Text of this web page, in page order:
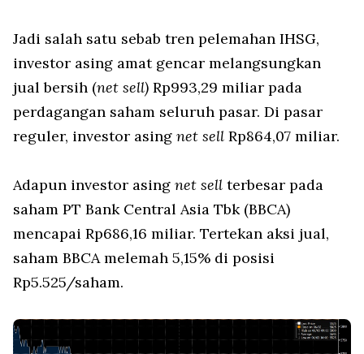
Jadi salah satu sebab tren pelemahan IHSG,
investor asing amat gencar melangsungkan
jual bersih (net sell) Rp993,29 miliar pada
perdagangan saham seluruh pasar. Di pasar
reguler, investor asing net sell Rp864,07 miliar.
Adapun investor asing net sell terbesar pada
saham PT Bank Central Asia Tbk (BBCA)
mencapai Rp686,16 miliar. Tertekan aksi jual,
saham BBCA melemah 5,15% di posisi
Rp5.525/saham.